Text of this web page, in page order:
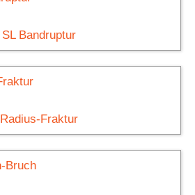
SL Bandruptur
Radius-Fraktur